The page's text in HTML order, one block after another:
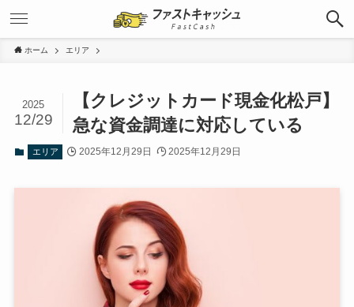
ホーム エリア
【クレジットカード現金化松戸】
急な資金調達に対応している
2025
12/29
エリア 2025年12月29日 2025年12月29日